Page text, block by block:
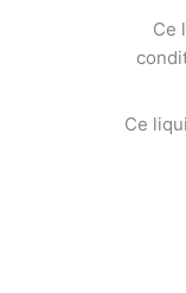
Ce
Ce